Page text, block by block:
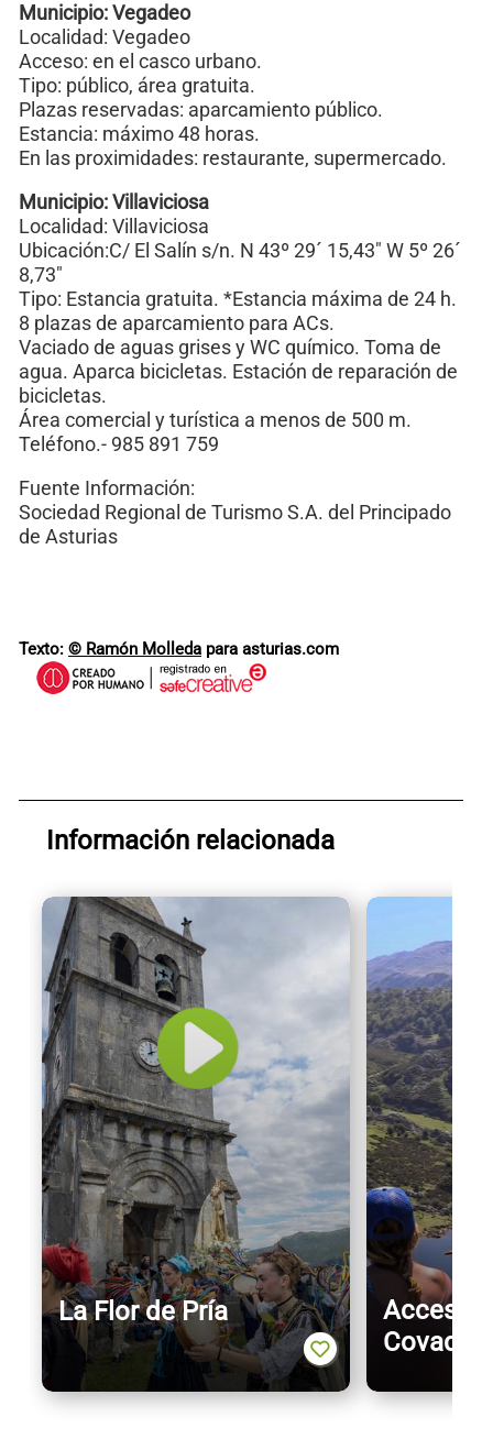
Municipio: Vegadeo
Localidad: Vegadeo
Acceso: en el casco urbano.
Tipo: público, área gratuita.
Plazas reservadas: aparcamiento público.
Estancia: máximo 48 horas.
En las proximidades: restaurante, supermercado.
Municipio: Villaviciosa
Localidad: Villaviciosa
Ubicación:C/ El Salín s/n. N 43º 29´ 15,43″ W 5º 26´
8,73″
Tipo: Estancia gratuita. *Estancia máxima de 24 h.
8 plazas de aparcamiento para ACs.
Vaciado de aguas grises y WC químico. Toma de
agua. Aparca bicicletas. Estación de reparación de
bicicletas.
Área comercial y turística a menos de 500 m.
Teléfono.- 985 891 759
Fuente Información:
Sociedad Regional de Turismo S.A. del Principado
de Asturias
Texto: © Ramón Molleda para asturias.com
Información relacionada
La Flor de Pría
Acceso